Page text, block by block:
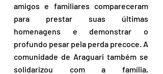
amigos e familiares compareceram
para prestar suas últimas
homenagens e demonstrar o
profundo pesar pela perda precoce. A
comunidade de Araguari também se
solidarizou com a família,